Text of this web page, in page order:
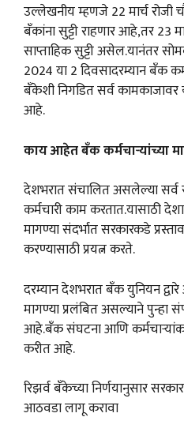
उल्लेखनीय म्हणजे 22 मार्च रोजी
बँकांना सुट्टी राहणार आहे,तर 23
साप्ताहिक सुट्टी असेल.यानंतर
2024 या 2 दिवसादरम्यान बँक
बँकेशी निगडित सर्व कामकाजावर
आहे.
काय आहेत बँक कर्मचाऱ्यांच्या
देशभरात संचालित असलेल्या सर्व
कर्मचारी काम करतात.यासाठी
मागण्या संदर्भात सरकारकडे
करण्यासाठी प्रयत्न करते.
दरम्यान देशभरात बँक युनियन
मागण्या प्रलंबित असल्याने पुन्हा
आहे.बँक संघटना आणि
करीत आहे.
रिझर्व बँकेच्या निर्णयानुसार
आठवडा लागू करावा